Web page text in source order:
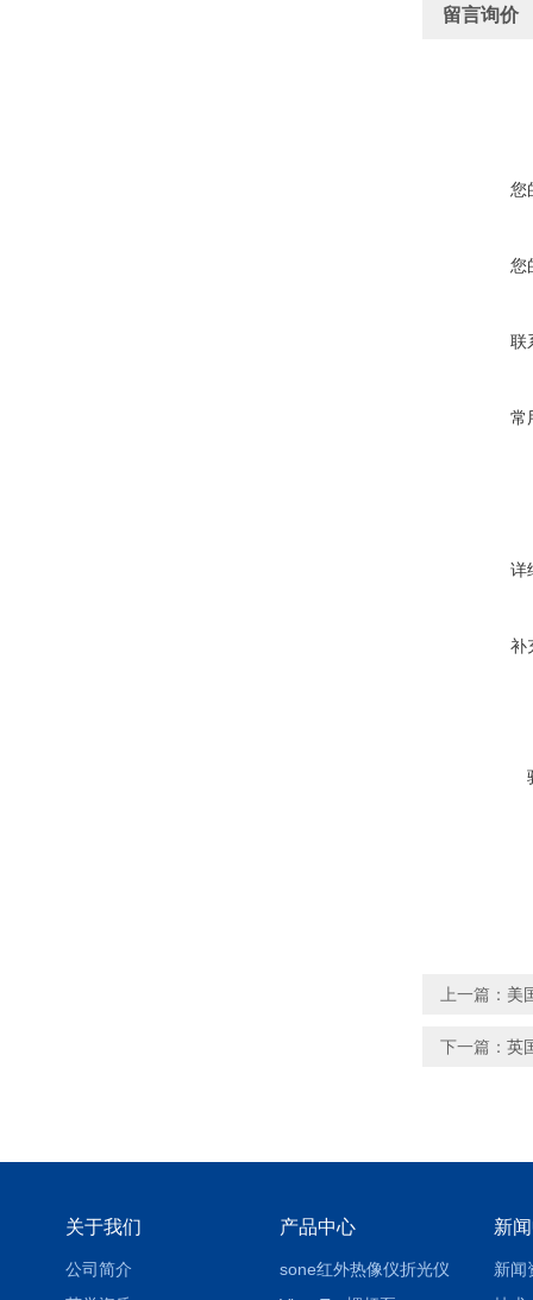
留言询价
您
您
联
常
详
补
上一篇： 美
下一篇： 英
关于我们
公司简介
产品中心
sone红外热像仪折光仪
新
新闻